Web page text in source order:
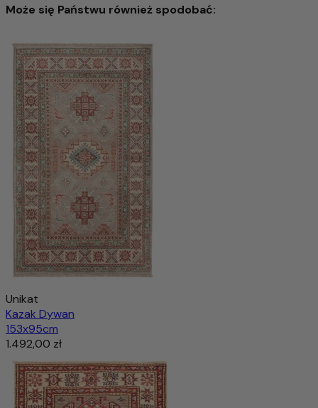
Dywan Zieglera 71x48cm - Dywan orientalny
1.325,00 zł2.361,00 zł -43%
Dodaj do koszyka
Może się Państwu również spodobać:
Unikat
Kazak Dywan
153x95cm
1.492,00 zł